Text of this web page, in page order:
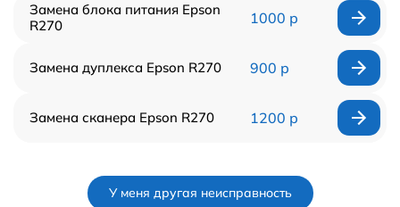
Замена блока питания Epson
R270
1000 р
Замена дуплекса Epson R270 900 р
Замена сканера Epson R270 1200 р
У меня другая неисправность